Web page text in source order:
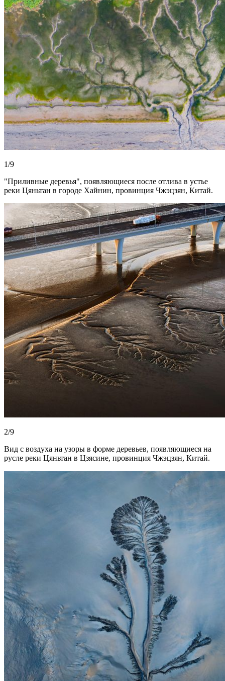
1/9
"Приливные деревья", появляющиеся после отлива в устье
реки Цяньтан в городе Хайнин, провинция Чжэцзян, Китай.
2/9
Вид с воздуха на узоры в форме деревьев, появляющиеся на
русле реки Цяньтан в Цзясине, провинция Чжэцзян, Китай.